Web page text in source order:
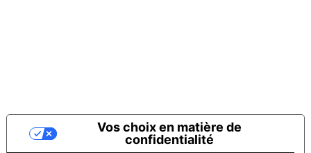
Vos choix en matière de
confidentialité